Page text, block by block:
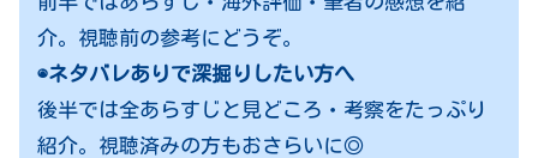
介。視聴前の参考にどうぞ。
◉ネタバレありで深掘りしたい方へ
後半では全あらすじと見どころ・考察をたっぷり
紹介。視聴済みの方もおさらいに◎